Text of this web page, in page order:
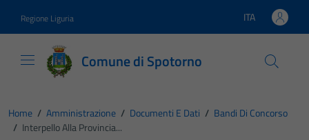
Regione Liguria Lingua attiva:
ITA
Comune di Spotorno
Home / Amministrazione / Documenti E Dati / Bandi Di Concorso
/ Interpello Alla Provincia...